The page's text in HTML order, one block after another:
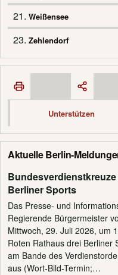
21. Weißensee
23. Zehlendorf
Unterstützen
Aktuelle Berlin-
Berliner Sports
Das Presse- und
Regierende Bürgermeister
Mittwoch, 29. Juli 2026, um
Roten Rathaus drei Berliner
am Bande des
aus (Wort-Bild-Termin;…